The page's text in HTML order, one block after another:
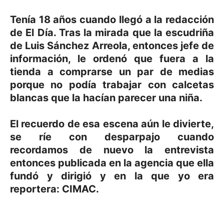
Tenía 18 años cuando llegó a la redacción
de El Día. Tras la mirada que la escudriña
de Luis Sánchez Arreola, entonces jefe de
información, le ordenó que fuera a la
tienda a comprarse un par de medias
porque no podía trabajar con calcetas
blancas que la hacían parecer una niña.
El recuerdo de esa escena aún le divierte,
se ríe con desparpajo cuando
recordamos de nuevo la entrevista
entonces publicada en la agencia que ella
fundó y dirigió y en la que yo era
reportera: CIMAC.